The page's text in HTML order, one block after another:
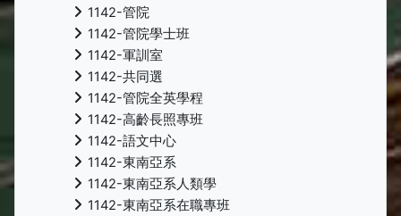
1142-管院
1142-管院學士班
1142-軍訓室
1142-共同選
1142-管院全英學程
1142-高齡長照專班
1142-語文中心
1142-東南亞系
1142-東南亞系人類學
1142-東南亞系在職專班